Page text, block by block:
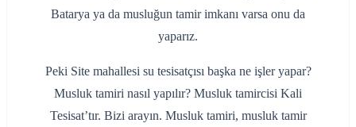
Batarya ya da musluğun tamir imkanı varsa onu da
yaparız.
Peki Site mahallesi su tesisatçısı başka ne işler yapar?
Musluk tamiri nasıl yapılır? Musluk tamircisi Kali
Tesisat’tır. Bizi arayın. Musluk tamiri, musluk tamir